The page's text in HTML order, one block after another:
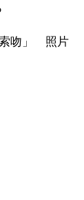
索吻」 照片